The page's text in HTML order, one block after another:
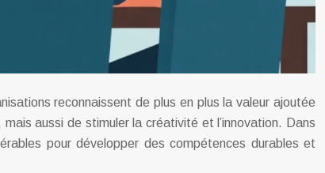
reconnaissent de plus en plus la valeur ajoutée
aussi de stimuler la créativité et l’innovation. Dans
pour développer des compétences durables et